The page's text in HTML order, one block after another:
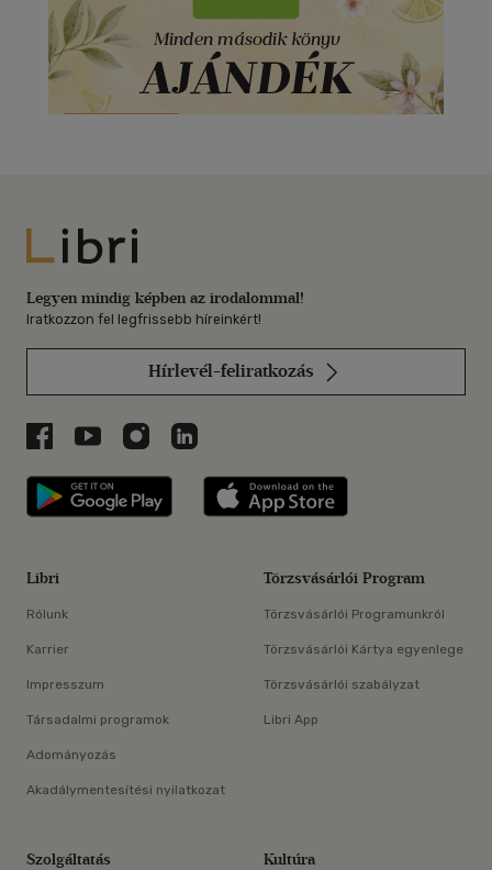
Libri
Legyen mindig képben az irodalommal!
Iratkozzon fel legfrissebb híreinkért!
Hírlevél-feliratkozás
Libri a Facebookon
Libri a Youtube-on
Libri az Instagramon
Libri a LinkedInen
Libri applikáció Szerezd meg: Google
Libri
Rólunk
Karrier
Impresszum
Társadalmi programok
Adományozás
Akadálymentesítési nyilatkozat
Törzsvásárlói Program
Törzsvásárlói Programunkról
Törzsvásárlói Kártya egyenlege
Törzsvásárlói szabályzat
Libri App
Szolgáltatás Kultúra